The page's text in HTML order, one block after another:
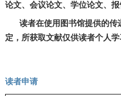
论文、会议论文、学位论文、报
读者在使用图书馆提供的
定，所获取文献仅供读者个人学
读者申请